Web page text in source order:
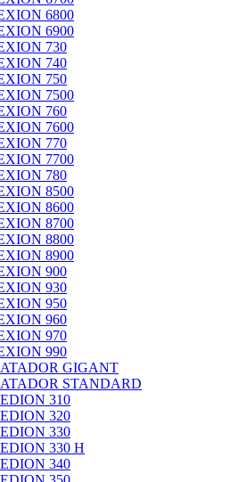
6800
6900
730
740
750
7500
760
7600
770
7700
780
8500
8600
8700
8800
8900
900
930
950
960
970
990
GIGANT
STANDARD
310
320
330
330 H
340